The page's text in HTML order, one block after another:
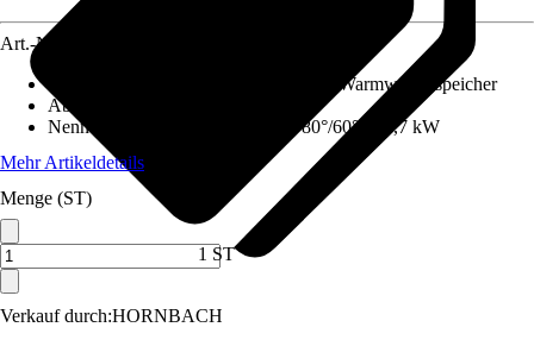
Verkauf durch:HORNBACH
Art.-Nr.
Set, Gas-Wandheizgerät, Warmwasserspeicher
Abgasanschluss
Nennwärmeleistung (Heizbetrieb 80°/60°)
19,7 kW
Mehr Artikeldetails
Menge (ST)
1 ST